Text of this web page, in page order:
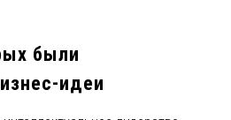
были
идеи